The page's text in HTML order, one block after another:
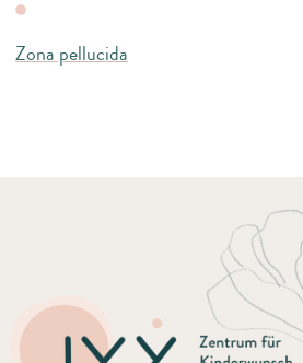
Zona pellucida